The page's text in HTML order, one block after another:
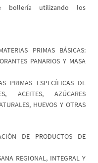
bollería utilizando los
PRIMAS BÁSICAS:
PANARIOS Y MASA
PRIMAS ESPECÍFICAS DE
ACEITES, AZÚCARES
HUEVOS Y OTRAS
DE PRODUCTOS DE
REGIONAL, INTEGRAL Y